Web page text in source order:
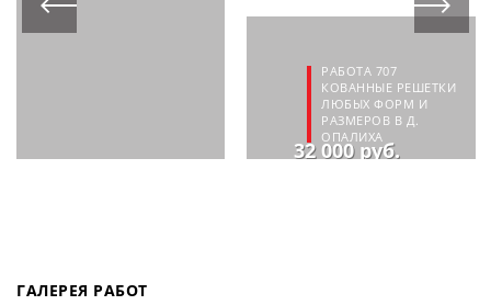
РАБОТА 707
КОВАННЫЕ РЕШЕТКИ
ЛЮБЫХ ФОРМ И
РАЗМЕРОВ В Д.
ОПАЛИХА
32 000 руб.
ГАЛЕРЕЯ РАБОТ